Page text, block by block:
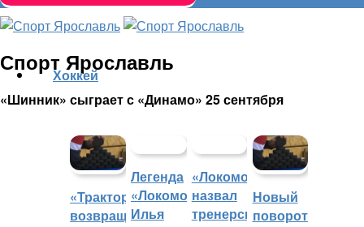
Спорт Ярославль
«Шинник» сыграет с «Динамо» 25 сентября
Хоккей
«Трактор»
возвращает
Легенда
«Локомотива»
Илья
«Локомотив»
назвал
тренерский
Новый
поворот: